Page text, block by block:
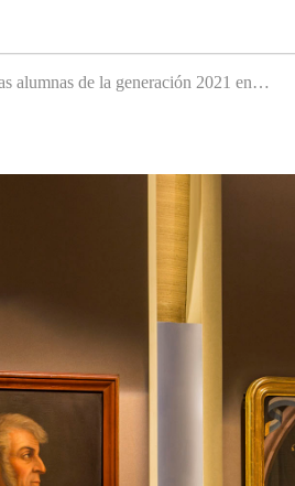
alumnas de la generación 2021 en…